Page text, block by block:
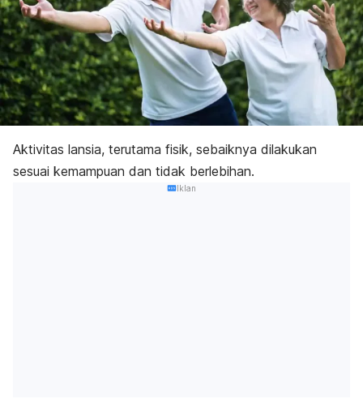
Aktivitas lansia, terutama fisik, sebaiknya dilakukan
sesuai kemampuan dan tidak berlebihan.
Iklan